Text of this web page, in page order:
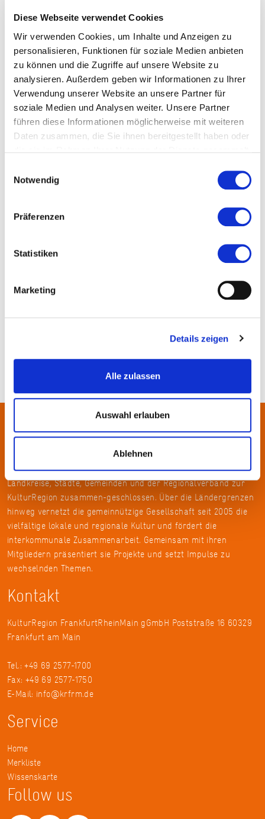
Diese Webseite verwendet Cookies
Wir verwenden Cookies, um Inhalte und Anzeigen zu
personalisieren, Funktionen für soziale Medien anbieten
zu können und die Zugriffe auf unsere Website zu
analysieren. Außerdem geben wir Informationen zu Ihrer
Verwendung unserer Website an unsere Partner für
soziale Medien und Analysen weiter. Unsere Partner
führen diese Informationen möglicherweise mit weiteren
Daten zusammen, die Sie ihnen bereitgestellt haben oder
Notwendig
Präferenzen
Statistiken
Marketing
Details zeigen
Alle zulassen
Auswahl erlauben
Ablehnen
Kosten und Anmeldung
Ort und Anfahrt
Veranstaltet von
Robert Anton
Über uns
In der Metropolregion FrankfurtRheinMain haben sich rund 50
Landkreise, Städte, Gemeinden und der Regionalverband zur
KulturRegion zusammen-geschlossen. Über die Ländergrenzen
hinweg vernetzt die gemeinnützige Gesellschaft seit 2005 die
vielfältige lokale und regionale Kultur und fördert die
interkommunale Zusammenarbeit. Gemeinsam mit ihren
Mitgliedern präsentiert sie Projekte und setzt Impulse zu
wechselnden Themen.
Kontakt
KulturRegion FrankfurtRheinMain gGmbH Poststraße 16 60329
Frankfurt am Main
Tel.: +49 69 2577-1700
Fax: +49 69 2577-1750
E-Mail: info@krfrm.de
Service
Home
Merkliste
Wissenskarte
Follow us